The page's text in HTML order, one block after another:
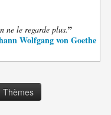
ne le regarde plus.”
Wolfgang von Goethe
Thèmes